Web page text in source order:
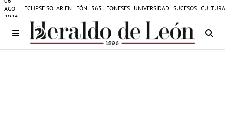
AGO
2026
ECLIPSE SOLAR EN LEÓN 365 LEONESES UNIVERSIDAD SUCESOS